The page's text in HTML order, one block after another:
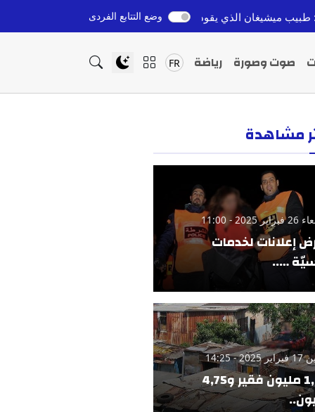
يقود اليسار الأمريكي نحو مجلس الشيوخقبل 10 ساعات
وضع التتابع الفردى
صوت وصورة رياضة FR
مشاهدة
2025 - 11:00
إعلانات لخدمات
…..
- 14:25
1,42 مليون فقير و4,75